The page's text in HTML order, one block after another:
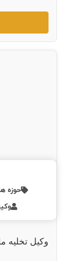
حوزه
وکیل تخلیه